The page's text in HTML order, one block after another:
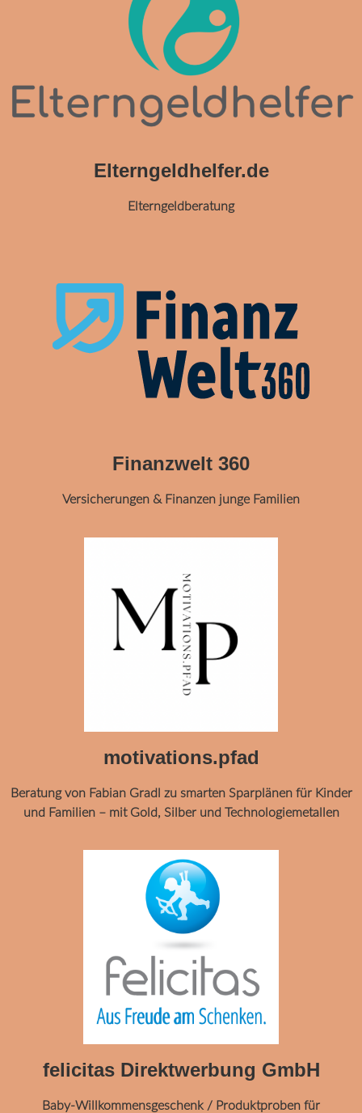
Elterngeldhelfer.de
Elterngeldberatung
Finanzwelt 360
Versicherungen & Finanzen junge Familien
motivations.pfad
Beratung von Fabian Gradl zu smarten Sparplänen für Kinder
und Familien – mit Gold, Silber und Technologiemetallen
felicitas Direktwerbung GmbH
Baby-Willkommensgeschenk / Produktproben für